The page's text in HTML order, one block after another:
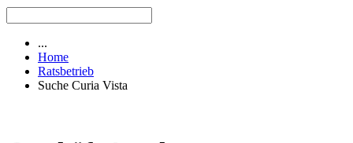
...
Home
Ratsbetrieb
Suche Curia Vista